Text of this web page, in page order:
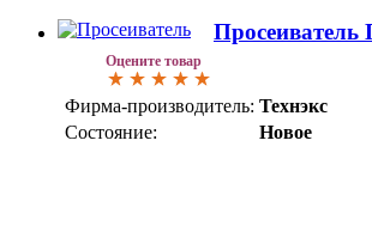
Оцените товар
Фирма-производитель: Технэкс
Состояние:
Новое